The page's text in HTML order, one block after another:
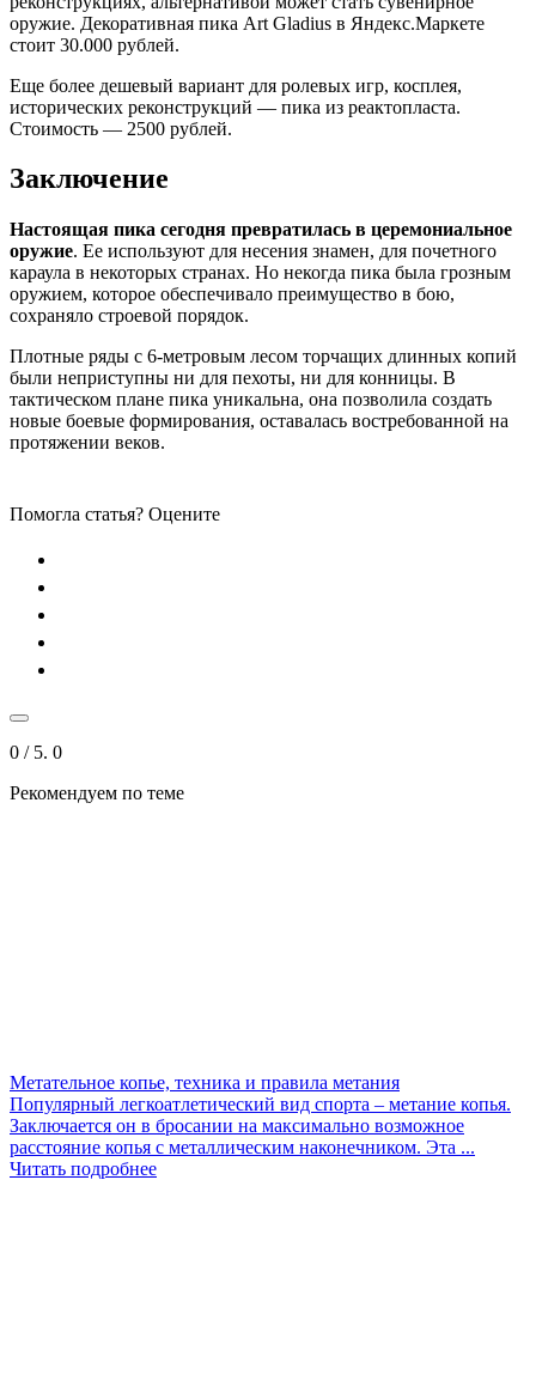
оружие. Декоративная пика Art Gladius в Яндекс.Маркете
стоит 30.000 рублей.
Еще более дешевый вариант для ролевых игр, косплея,
исторических реконструкций — пика из реактопласта.
Стоимость — 2500 рублей.
Заключение
Настоящая пика сегодня превратилась в церемониальное
оружие. Ее используют для несения знамен, для почетного
караула в некоторых странах. Но некогда пика была грозным
оружием, которое обеспечивало преимущество в бою,
сохраняло строевой порядок.
Плотные ряды с 6-метровым лесом торчащих длинных копий
были неприступны ни для пехоты, ни для конницы. В
тактическом плане пика уникальна, она позволила создать
новые боевые формирования, оставалась востребованной на
протяжении веков.
Помогла статья? Оцените
0 / 5. 0
Рекомендуем по теме
Метательное копье, техника и правила метания
Популярный легкоатлетический вид спорта – метание копья.
Заключается он в бросании на максимально возможное
расстояние копья с металлическим наконечником. Эта ...
Читать подробнее